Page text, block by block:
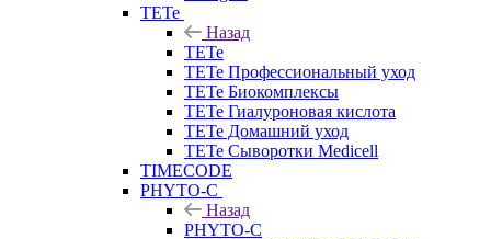
TETe
Назад
TETe
TETe Профессиональный уход
TETe Биокомплексы
TETe Гиалуроновая кислота
TETe Домашний уход
TETe Сыворотки Medicell
TIMECODE
PHYTO-C
Назад
PHYTO-C